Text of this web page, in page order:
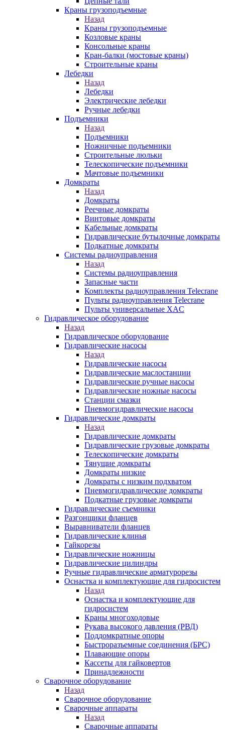
Краны грузоподъемные
Назад
Краны грузоподъемные
Козловые краны
Консольные краны
Кран-балки (мостовые краны)
Строительные краны
Лебедки
Назад
Лебедки
Электрические лебедки
Ручные лебедки
Подъемники
Назад
Подъемники
Ножничные подъемники
Строительные люльки
Телескопические подъемники
Мачтовые подъемники
Домкраты
Назад
Домкраты
Реечные домкраты
Винтовые домкраты
Кабельные домкраты
Гидравлические бутылочные домкраты
Подкатные домкраты
Системы радиоуправления
Назад
Системы радиоуправления
Запасные части
Комплекты радиоуправления Telecrane
Пульты радиоуправления Telecrane
Пульты универсальные XAC
Гидравлическое оборудование
Назад
Гидравлическое оборудование
Гидравлические насосы
Назад
Гидравлические насосы
Гидравлические маслостанции
Гидравлические ручные насосы
Гидравлические ножные насосы
Станции смазки
Пневмогидравлические насосы
Гидравлические домкраты
Назад
Гидравлические домкраты
Гидравлические грузовые домкраты
Телескопические домкраты
Тянущие домкраты
Домкраты низкие
Домкраты с низким подхватом
Пневмогидравлические домкраты
Подкатные грузовые домкраты
Гидравлические съемники
Разгонщики фланцев
Выравниватели фланцев
Гидравлические клинья
Гайкорезы
Гидравлические ножницы
Гидравлические цилиндры
Ручные гидравлические арматурорезы
Оснастка и комплектующие для гидросистем
Назад
Оснастка и комплектующие для
гидросистем
Краны многоходовые
Рукава высокого давления (РВД)
Поддомкратные опоры
Быстроразъемные соединения (БРС)
Плавающие опоры
Кассеты для гайковертов
Принадлежности
Сварочное оборудование
Назад
Сварочное оборудование
Сварочные аппараты
Назад
Сварочные аппараты